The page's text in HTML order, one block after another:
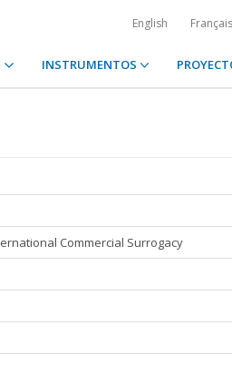
English Français
INSTRUMENTOS
Commercial Surrogacy